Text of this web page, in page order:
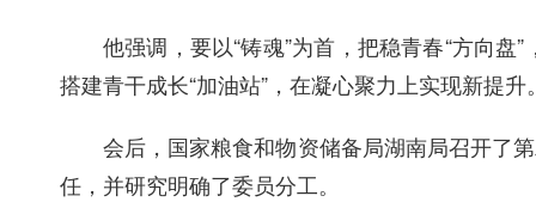
他强调，要以“铸魂”为首，把稳青春“方向盘
搭建青干成长“加油站”，在凝心聚力上实现新提
会后，国家粮食和物资储备局湖南局召开了
任，并研究明确了委员分工。